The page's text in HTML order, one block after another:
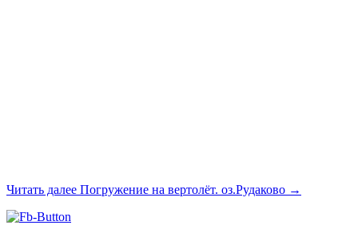
Читать далее Погружение на вертолёт. оз.Рудаково →